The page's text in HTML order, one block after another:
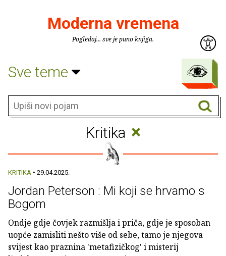
Moderna vremena
Pogledaj... sve je puno knjiga.
Sve teme
Kritika ×
KRITIKA • 29.04.2025.
Jordan Peterson : Mi koji se hrvamo s
Bogom
Ondje gdje čovjek razmišlja i priča, gdje je sposoban
uopće zamisliti nešto više od sebe, tamo je njegova
svijest kao praznina 'metafizičkog' i misterij